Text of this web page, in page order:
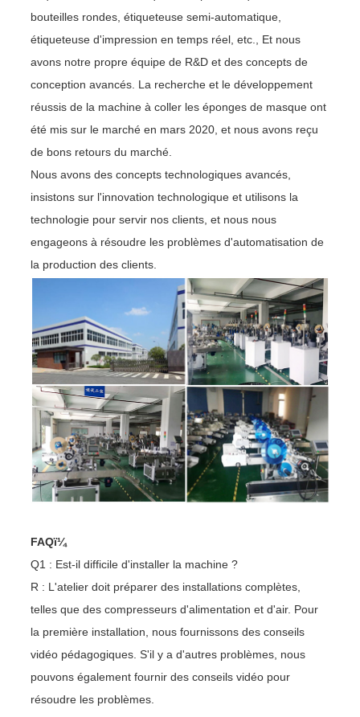
bouteilles rondes, étiqueteuse semi-automatique,
étiqueteuse d'impression en temps réel, etc., Et nous
avons notre propre équipe de R&D et des concepts de
conception avancés. La recherche et le développement
réussis de la machine à coller les éponges de masque ont
été mis sur le marché en mars 2020, et nous avons reçu
de bons retours du marché.
Nous avons des concepts technologiques avancés,
insistons sur l'innovation technologique et utilisons la
technologie pour servir nos clients, et nous nous
engageons à résoudre les problèmes d'automatisation de
la production des clients.
FAQï¼
Q1 : Est-il difficile d'installer la machine ?
R : L'atelier doit préparer des installations complètes,
telles que des compresseurs d'alimentation et d'air. Pour
la première installation, nous fournissons des conseils
vidéo pédagogiques. S'il y a d'autres problèmes, nous
pouvons également fournir des conseils vidéo pour
résoudre les problèmes.